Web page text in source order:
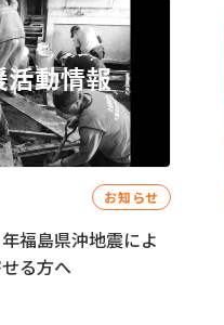
お知らせ
福島県沖地震によ
る方へ